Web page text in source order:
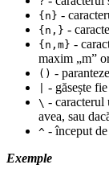
{n} -
{n,} -
{n,m} -
maxim „m”
() -
- găsește
\ - caracterul
avea, sau
^ - început
Exemple